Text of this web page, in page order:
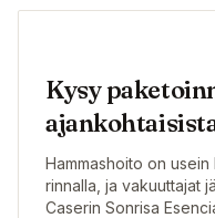
Kysy
Hammashoito on
rinnalla, ja vakuuttajat
Caserin Sonrisa